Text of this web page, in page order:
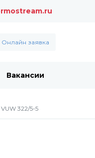
Онлайн заявка
Вакансии
322/5-5